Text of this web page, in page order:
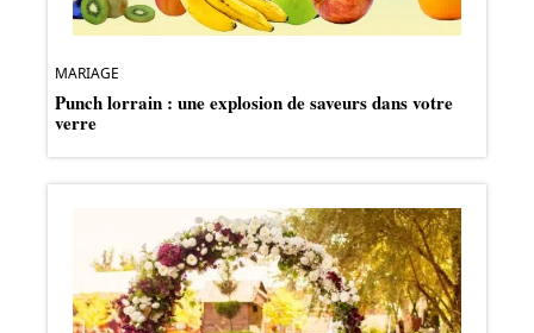
MARIAGE
Punch lorrain : une explosion de saveurs dans votre
verre